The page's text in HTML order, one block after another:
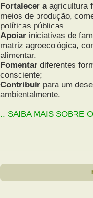
Fortalecer a agricultura
meios de produção,
políticas públicas.
Apoiar iniciativas de
matriz agroecológica,
alimentar.
Fomentar diferentes
consciente;
Contribuir para um
ambientalmente.
:: SAIBA MAIS SOBRE